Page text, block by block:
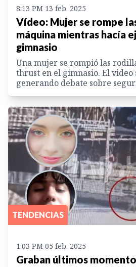
8:13 PM 13 feb. 2025
Vídeo: Mujer se rompe
máquina mientras hacía
gimnasio
Una mujer se rompió las
thrust en el gimnasio. El video
generando debate sobre
TENDENCIAS
1:03 PM 05 feb. 2025
Graban últimos